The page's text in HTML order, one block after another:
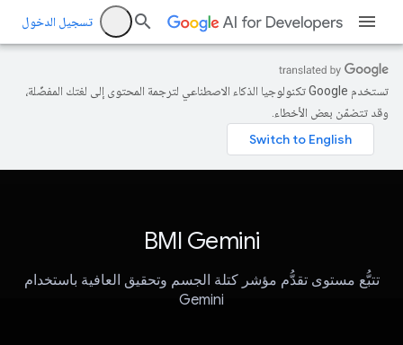
تسجيل الدخول
تستخدم Google تكنولوجيا الذكاء الاصطناعي لترجمة المحتوى إلى لغتك المفضّلة،
وقد تتضمّن بعض الأخطاء.
BMI Gemini
تتبُّع مستوى تقدُّم مؤشر كتلة الجسم وتحقيق العافية باستخدام
Gemini